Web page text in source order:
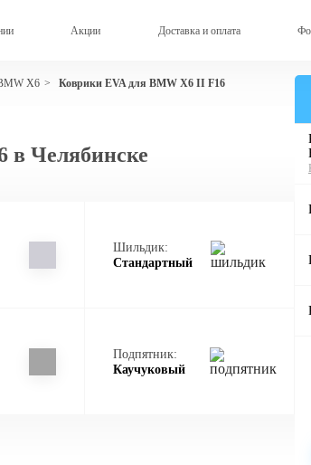
Акции Доставка и оплата
X6 > Коврики EVA для BMW X6 II F16
в Челябинске
Шильдик:
Стандартный
Подпятник:
Каучуковый